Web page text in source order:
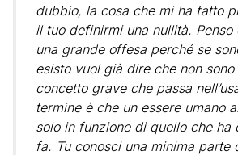
dubbio, la cosa che mi ha fatto
il tuo definirmi una nullità.
una grande offesa perché se
esisto vuol già dire che non
concetto grave che passa
termine è che un essere umano
solo in funzione di quello che ha
fa. Tu conosci una minima parte